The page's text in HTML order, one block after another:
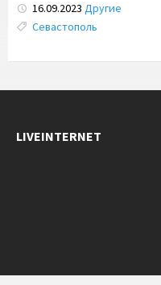
16.09.2023 Другие
Tags:
Севастополь
LIVEINTERNET